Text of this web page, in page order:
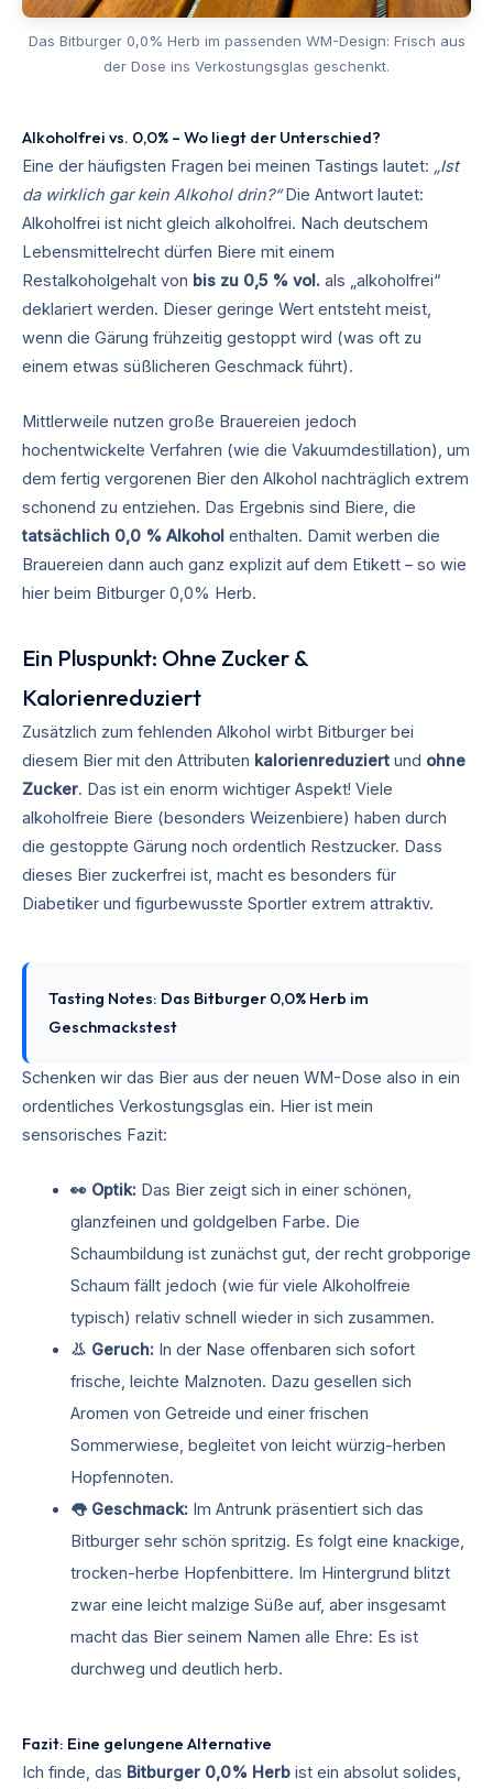
Das Bitburger 0,0% Herb im passenden WM-Design: Frisch aus
der Dose ins Verkostungsglas geschenkt.
Alkoholfrei vs. 0,0% – Wo liegt der Unterschied?
Eine der häufigsten Fragen bei meinen Tastings lautet: „Ist
da wirklich gar kein Alkohol drin?“Die Antwort lautet:
Alkoholfrei ist nicht gleich alkoholfrei. Nach deutschem
Lebensmittelrecht dürfen Biere mit einem
Restalkoholgehalt von bis zu 0,5 % vol. als „alkoholfrei“
deklariert werden. Dieser geringe Wert entsteht meist,
wenn die Gärung frühzeitig gestoppt wird (was oft zu
einem etwas süßlicheren Geschmack führt).
Mittlerweile nutzen große Brauereien jedoch
hochentwickelte Verfahren (wie die Vakuumdestillation), um
dem fertig vergorenen Bier den Alkohol nachträglich extrem
schonend zu entziehen. Das Ergebnis sind Biere, die
tatsächlich 0,0 % Alkohol enthalten. Damit werben die
Brauereien dann auch ganz explizit auf dem Etikett – so wie
hier beim Bitburger 0,0% Herb.
Ein Pluspunkt: Ohne Zucker &
Kalorienreduziert
Zusätzlich zum fehlenden Alkohol wirbt Bitburger bei
diesem Bier mit den Attributen kalorienreduziert und ohne
Zucker. Das ist ein enorm wichtiger Aspekt! Viele
alkoholfreie Biere (besonders Weizenbiere) haben durch
die gestoppte Gärung noch ordentlich Restzucker. Dass
dieses Bier zuckerfrei ist, macht es besonders für
Diabetiker und figurbewusste Sportler extrem attraktiv.
Tasting Notes: Das Bitburger 0,0% Herb im
Geschmackstest
Schenken wir das Bier aus der neuen WM-Dose also in ein
ordentliches Verkostungsglas ein. Hier ist mein
sensorisches Fazit:
👀 Optik:Das Bier zeigt sich in einer schönen,
glanzfeinen und goldgelben Farbe. Die
Schaumbildung ist zunächst gut, der recht grobporige
Schaum fällt jedoch (wie für viele Alkoholfreie
typisch) relativ schnell wieder in sich zusammen.
👃 Geruch:In der Nase offenbaren sich sofort
frische, leichte Malznoten. Dazu gesellen sich
Aromen von Getreide und einer frischen
Sommerwiese, begleitet von leicht würzig-herben
Hopfennoten.
👅 Geschmack:Im Antrunk präsentiert sich das
Bitburger sehr schön spritzig. Es folgt eine knackige,
trocken-herbe Hopfenbittere. Im Hintergrund blitzt
zwar eine leicht malzige Süße auf, aber insgesamt
macht das Bier seinem Namen alle Ehre: Es ist
durchweg und deutlich herb.
Fazit: Eine gelungene Alternative
Ich finde, das Bitburger 0,0% Herb ist ein absolut solides,